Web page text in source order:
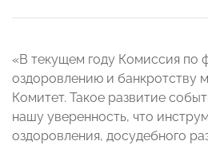
«В текущем году Комиссия по
оздоровлению и банкротству
Комитет. Такое развитие
нашу уверенность, что
оздоровления, досудебного